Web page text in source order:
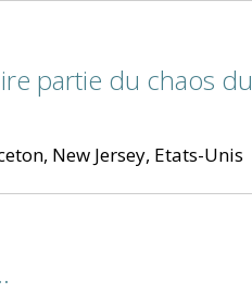
partie du chaos du
New Jersey, Etats-Unis